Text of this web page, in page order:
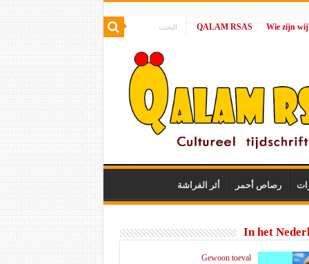
|
QALAM RSAS
رصاص أحمر أثر الفراشة
In het
Gewoon toeval